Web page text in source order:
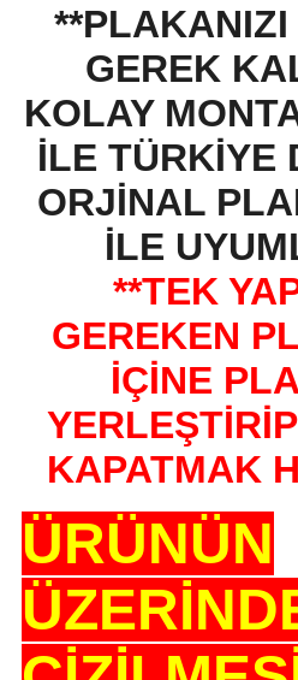
**PLAKANIZI
GEREK
KOLAY
İLE TÜRKİYE
ORJİNAL
İLE
**TEK
GEREKEN
İÇİNE
KAPATMAK
ÜRÜNÜN